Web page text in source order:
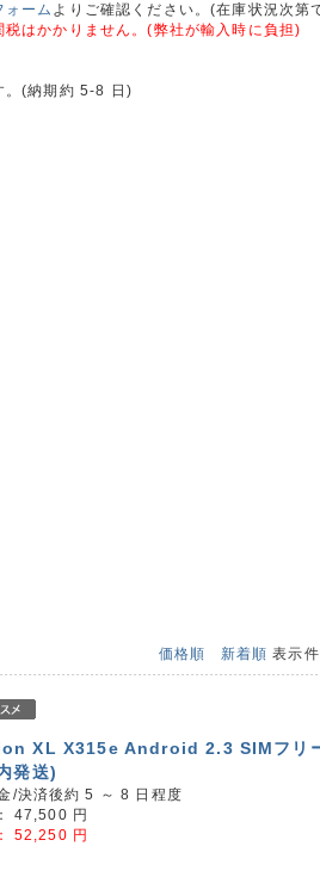
ォーム よりご確認ください。(在庫状況次第
税はかかりません。(弊社が輸入時に負担)
。(納期約 5-8 日)
価格順 新着順 表示
XL X315e Android 2.3 SIMフリ
発送)
/決済後約 5 ～ 8 日程度
47,500 円
52,250 円